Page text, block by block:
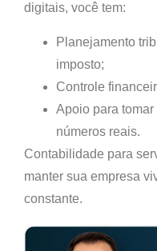
digitais, você tem:
Planejamento
imposto;
Controle
Apoio para
números reais.
Contabilidade para
manter sua empresa
constante.